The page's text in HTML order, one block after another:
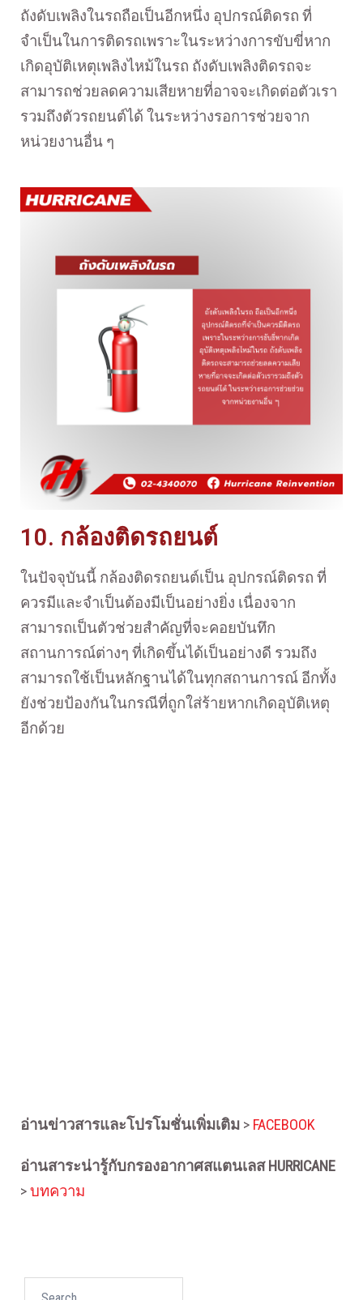
ถังดับเพลิงในรถถือเป็นอีกหนึ่ง อุปกรณ์ติดรถ ที่
จำเป็นในการติดรถเพราะในระหว่างการขับขี่หาก
เกิดอุบัติเหตุเพลิงไหม้ในรถ ถังดับเพลิงติดรถจะ
สามารถช่วยลดความเสียหายที่อาจจะเกิดต่อตัวเรา
รวมถึงตัวรถยนต์ได้ ในระหว่างรอการช่วยจาก
หน่วยงานอื่น ๆ
10. กล้องติดรถยนต์
ในปัจจุบันนี้ กล้องติดรถยนต์เป็น อุปกรณ์ติดรถ ที่
ควรมีและจำเป็นต้องมีเป็นอย่างยิ่ง เนื่องจาก
สามารถเป็นตัวช่วยสำคัญที่จะคอยบันทึก
สถานการณ์ต่างๆ ที่เกิดขึ้นได้เป็นอย่างดี รวมถึง
สามารถใช้เป็นหลักฐานได้ในทุกสถานการณ์ อีกทั้ง
ยังช่วยป้องกันในกรณีที่ถูกใส่ร้ายหากเกิดอุบัติเหตุ
อีกด้วย
อ่านข่าวสารและโปรโมชั่นเพิ่มเติม > FACEBOOK
อ่านสาระน่ารู้กับกรองอากาศสแตนเลส HURRICANE
>บทความ